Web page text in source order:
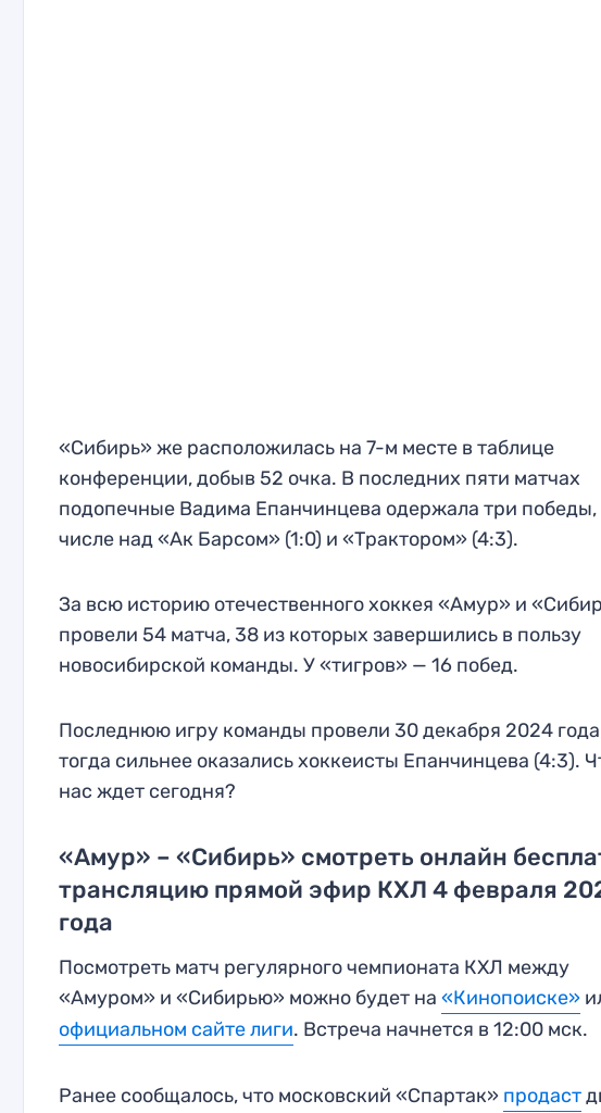
«Сибирь» же расположилась на 7-м месте в таблице
конференции, добыв 52 очка. В последних пяти матчах
подопечные Вадима Епанчинцева одержала три победы,
числе над «Ак Барсом» (1:0) и «Трактором» (4:3).
За всю историю отечественного хоккея «Амур» и
провели 54 матча, 38 из которых завершились в пользу
новосибирской команды. У «тигров» — 16 побед.
Последнюю игру команды провели 30 декабря 2024
тогда сильнее оказались хоккеисты Епанчинцева (4:3).
нас ждет сегодня?
«Амур» – «Сибирь» смотреть онлайн
трансляцию прямой эфир КХЛ 4 февраля
года
Посмотреть матч регулярного чемпионата КХЛ между
«Амуром» и «Сибирью» можно будет на«Кинопоиске»
официальном сайте лиги. Встреча начнется в 12:00 мск.
Ранее сообщалось, что московский «Спартак» продаст